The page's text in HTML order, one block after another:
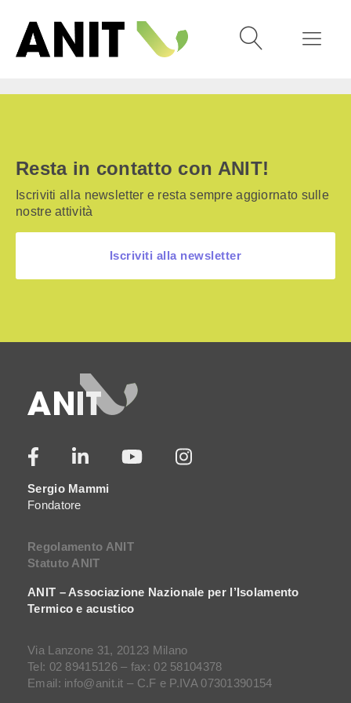
Resta in contatto con ANIT!
Iscriviti alla newsletter e resta sempre aggiornato sulle
nostre attività
Iscriviti alla newsletter
Sergio Mammi
Fondatore
Regolamento ANIT
Statuto ANIT
ANIT – Associazione Nazionale per l’Isolamento
Termico e acustico
Via Lanzone 31, 20123 Milano
Tel: 02 89415126 – fax: 02 58104378
Email: info@anit.it – C.F e P.IVA 07301390154